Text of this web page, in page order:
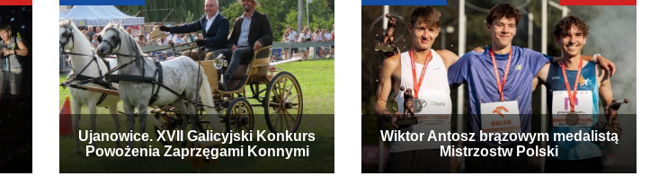
Ujanowice. XVII Galicyjski Konkurs
Powożenia Zaprzęgami Konnymi
Wiktor Antosz brązowym medalistą
Mistrzostw Polski